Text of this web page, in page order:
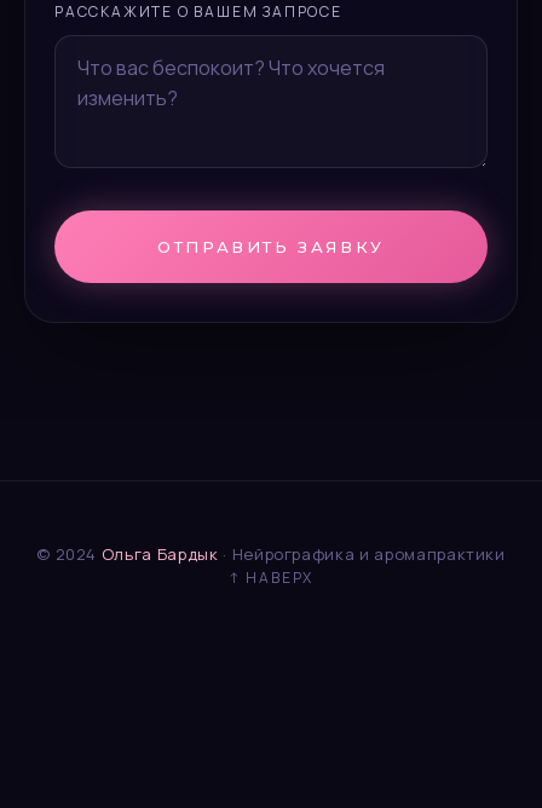
РАССКАЖИТЕ О ВАШЕМ ЗАПРОСЕ
ОТПРАВИТЬ ЗАЯВКУ
© 2024 Ольга Бардык · Нейрографика и аромапрактики
↑ НАВЕРХ